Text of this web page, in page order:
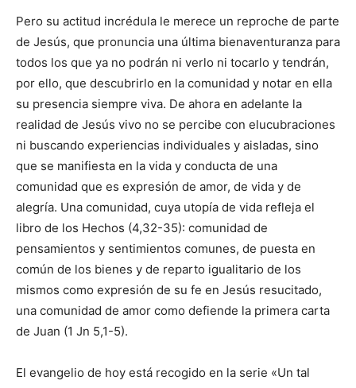
Pero su actitud incrédula le merece un reproche de parte
de Jesús, que pronuncia una última bienaventuranza para
todos los que ya no podrán ni verlo ni tocarlo y tendrán,
por ello, que descubrirlo en la comunidad y notar en ella
su presencia siempre viva. De ahora en adelante la
realidad de Jesús vivo no se percibe con elucubraciones
ni buscando experiencias individuales y aisladas, sino
que se manifiesta en la vida y conducta de una
comunidad que es expresión de amor, de vida y de
alegría. Una comunidad, cuya utopía de vida refleja el
libro de los Hechos (4,32-35): comunidad de
pensamientos y sentimientos comunes, de puesta en
común de los bienes y de reparto igualitario de los
mismos como expresión de su fe en Jesús resucitado,
una comunidad de amor como defiende la primera carta
de Juan (1 Jn 5,1-5).
El evangelio de hoy está recogido en la serie «Un tal